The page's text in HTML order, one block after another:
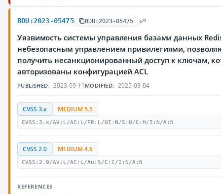
BDU:2023-05475 BDU:2023-05475
Уязвимость системы управления базами данных
небезопасным управлением привилегиями,
получить несанкционированный доступ к ключам,
авторизованы конфигурацией ACL
PUBLISHED: 2023-09-11 MODIFIED: 2025-03-04
CVSS 3.x MEDIUM 5.5
CVSS:3.x/AV:L/AC:L/PR:L/UI:N/S:U/C:H/I:N/A:N
CVSS 2.0 MEDIUM 4.6
CVSS:2.0/AV:L/AC:L/Au:S/C:C/I:N/A:N
REFERENCES